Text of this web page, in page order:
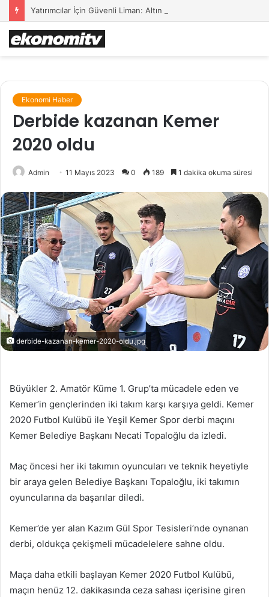
Yatırımcılar İçin Güvenli Liman: Altın Hâlâ İlk Sırada mı?
Ekonomi Haber
Derbide kazanan Kemer
2020 oldu
Admin 11 Mayıs 2023 0 189 1 dakika okuma süresi
derbide-kazanan-kemer-2020-oldu.jpg
Büyükler 2. Amatör Küme 1. Grup’ta mücadele eden ve
Kemer’in gençlerinden iki takım karşı karşıya geldi. Kemer
2020 Futbol Kulübü ile Yeşil Kemer Spor derbi maçını
Kemer Belediye Başkanı Necati Topaloğlu da izledi.
Maç öncesi her iki takımın oyuncuları ve teknik heyetiyle
bir araya gelen Belediye Başkanı Topaloğlu, iki takımın
oyuncularına da başarılar diledi.
Kemer’de yer alan Kazım Gül Spor Tesisleri’nde oynanan
derbi, oldukça çekişmeli mücadelelere sahne oldu.
Maça daha etkili başlayan Kemer 2020 Futbol Kulübü,
maçın henüz 12. dakikasında ceza sahası içerisine giren